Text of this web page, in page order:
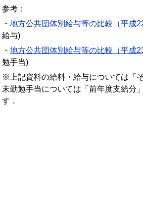
参考：
・ 地方公共団体別給与等の比較（平成
給与)
・ 地方公共団体別給与等の比較（平成
勉手当)
※上記資料の給料・給与については「
末勤勉手当については「前年度支給分
す．